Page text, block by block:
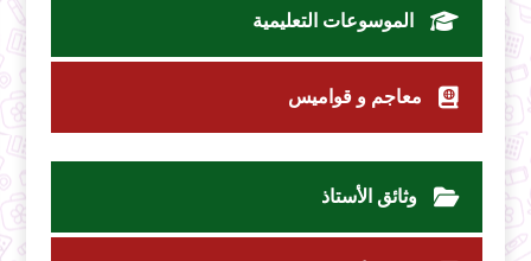
الموسوعات التعليمية
معاجم و قواميس
وثائق الأستاذ